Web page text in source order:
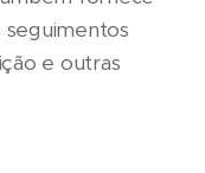
e outras